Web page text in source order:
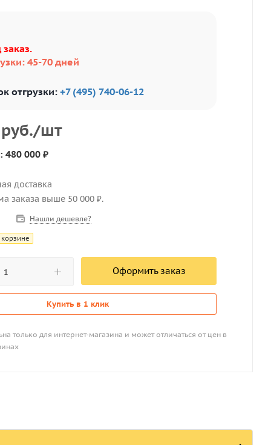
45-70 дней
отгрузки: +7 (495) 740-06-12
руб./шт
480 000 ₽
доставка
заказа выше 50 000 ₽.
Нашли дешевле?
Оформить заказ
Купить в 1 клик
только для интернет-магазина и может отличаться от цен в